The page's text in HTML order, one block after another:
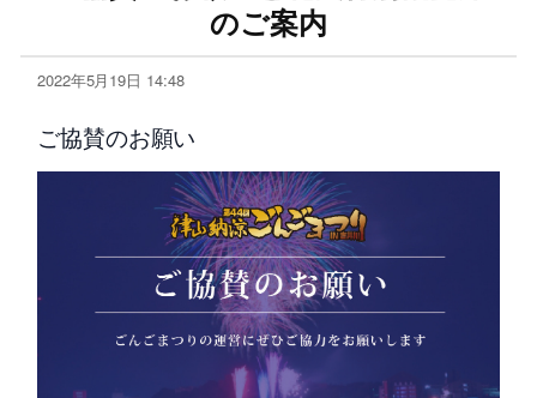
のご案内
2022年5月19日 14:48
ご協賛のお願い